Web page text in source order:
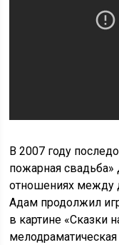
В 2007 году
пожарная
отношениях между
Адам продолжил
в картине «Сказки